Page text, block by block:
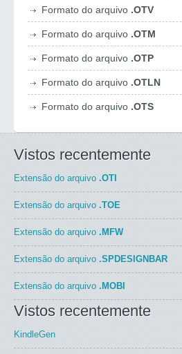
Formato do arquivo .OTV
Formato do arquivo .OTM
Formato do arquivo .OTP
Formato do arquivo .OTLN
Formato do arquivo .OTS
Vistos recentemente
Extensão do arquivo .OTI
Extensão do arquivo .TOE
Extensão do arquivo .MFW
Extensão do arquivo .SPDESIGNBAR
Extensão do arquivo .MOBI
Vistos recentemente
KindleGen